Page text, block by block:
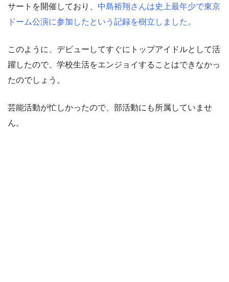
サートを開催しており、 中島裕翔さんは史上最年少で東京
ドーム公演に参加したという記録を樹立しました。
このように、デビューしてすぐにトップアイドルとして活
躍したので、学校生活をエンジョイすることはできなかっ
たのでしょう。
芸能活動が忙しかったので、部活動にも所属していませ
ん。